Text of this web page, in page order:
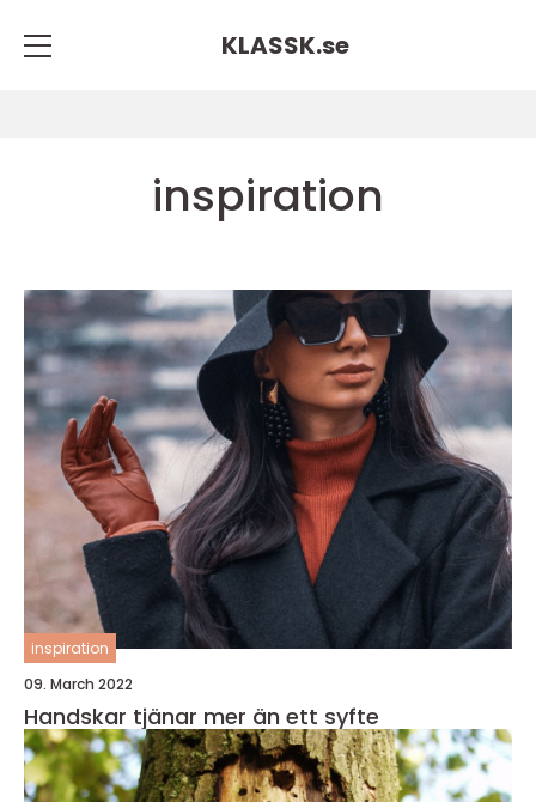
KLASSK.se
inspiration
inspiration
09. March 2022
Handskar tjänar mer än ett syfte